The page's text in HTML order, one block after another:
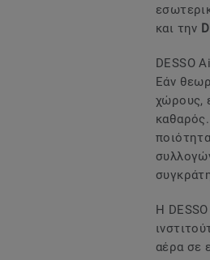
και την
DESSO
Εάν
χώρους,
Η
αέρα σε